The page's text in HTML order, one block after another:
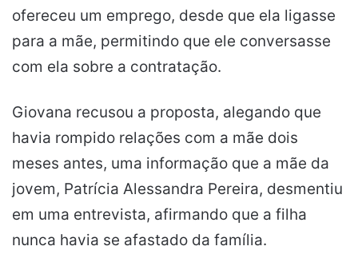
ofereceu um emprego, desde que ela ligasse
para a mãe, permitindo que ele conversasse
com ela sobre a contratação.
Giovana recusou a proposta, alegando que
havia rompido relações com a mãe dois
meses antes, uma informação que a mãe da
jovem, Patrícia Alessandra Pereira, desmentiu
em uma entrevista, afirmando que a filha
nunca havia se afastado da família.